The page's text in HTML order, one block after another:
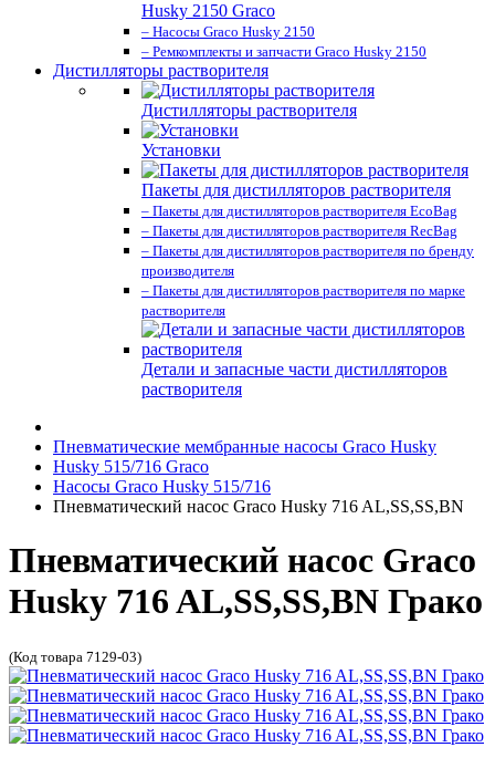
Husky 2150 Graco
– Насосы Graco Husky 2150
– Ремкомплекты и запчасти Graco Husky 2150
Дистилляторы растворителя
Дистилляторы растворителя
Установки
Пакеты для дистилляторов растворителя
– Пакеты для дистилляторов растворителя EcoBag
– Пакеты для дистилляторов растворителя RecBag
– Пакеты для дистилляторов растворителя по бренду
производителя
– Пакеты для дистилляторов растворителя по марке
растворителя
Детали и запасные части дистилляторов
растворителя
Пневматические мембранные насосы Graco Husky
Husky 515/716 Graco
Насосы Graco Husky 515/716
Пневматический насос Graco Husky 716 AL,SS,SS,BN
Пневматический насос Graco
Husky 716 AL,SS,SS,BN Грако
(Код товара 7129-03)